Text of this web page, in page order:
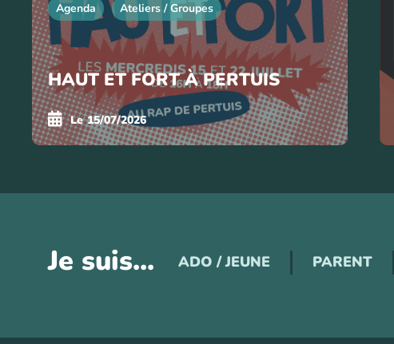
Agenda Ateliers / Groupes
HAUT ET FORT À PERTUIS
Le 15/07/2026
Je suis... ADO / JEUNE PARENT